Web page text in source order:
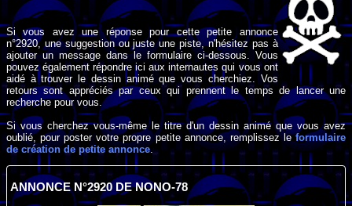
Si vous avez une réponse pour cette petite annonce
n°2920, une suggestion ou juste une piste, n'hésitez pas à
ajouter un message dans le formulaire ci-dessous. Vous
pouvez également répondre ici aux internautes qui vous ont
aidé à trouver le dessin animé que vous cherchiez. Vos
retours sont appréciés par ceux qui prennent le temps de lancer une
recherche pour vous.
Si vous cherchez vous-même le titre d'un dessin animé que vous avez
oublié, pour poster votre propre petite annonce, remplissez leformulaire
de création de petite annonce .
ANNONCE N°2920 DE NONO-78